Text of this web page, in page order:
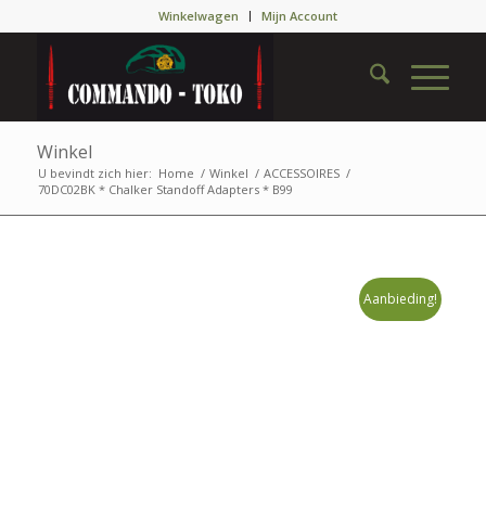
Winkelwagen Mijn Account
Winkel
U bevindt zich hier: Home / Winkel / ACCESSOIRES /
70DC02BK * Chalker Standoff Adapters * B99
Aanbieding!